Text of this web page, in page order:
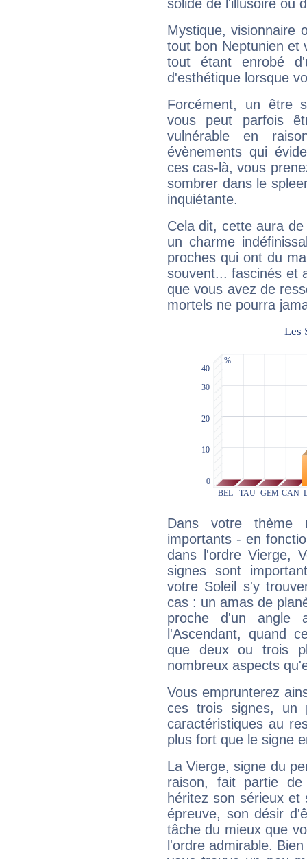
solide de l'illusoire ou
Mystique, visionnaire
tout bon Neptunien et
tout étant enrobé
d'esthétique lorsque
Forcément, un être
vous peut parfois
vulnérable en
évènements qui
ces cas-là, vous
sombrer dans le
inquiétante.
Cela dit, cette aura
un charme
proches qui ont du
souvent... fascinés et
que vous avez de
mortels ne pourra
Dans votre thème
importants - en
dans l'ordre Vierge,
signes sont
votre Soleil s'y
cas : un amas de
proche d'un
l'Ascendant, quand
que deux ou trois
nombreux aspects
Vous emprunterez
ces trois signes, un
caractéristiques au
plus fort que le signe
La Vierge, signe du
raison, fait partie
héritez son sérieux
épreuve, son désir
tâche du mieux que
l'ordre admirable.